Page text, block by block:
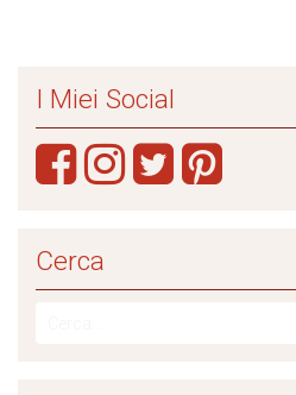
I Miei Social
Cerca